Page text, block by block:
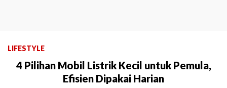
LIFESTYLE
4 Pilihan Mobil Listrik Kecil untuk Pemula,
Efisien Dipakai Harian